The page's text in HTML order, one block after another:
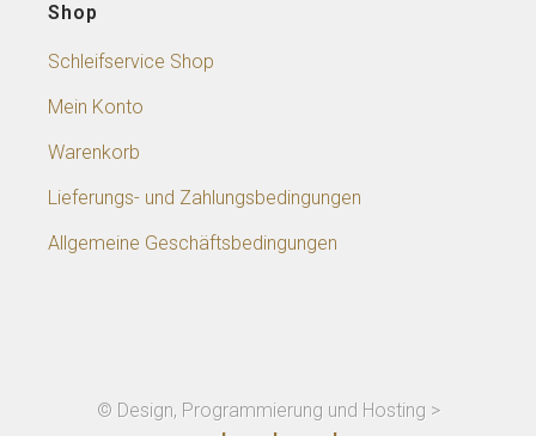
Shop
Schleifservice Shop
Mein Konto
Warenkorb
Lieferungs- und Zahlungsbedingungen
Allgemeine Geschäftsbedingungen
© Design, Programmierung und Hosting >